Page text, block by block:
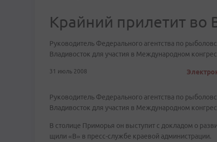
Крайний прилетит во
Руководитель Федерального агентства по
Владивосток для участия в Международном
31 июль 2008
Руководитель Федерального агентства по
Владивосток для участия в Международном
В столице Приморья он выступит с докладом о
щили «В» в пресс-службе краевой администрации.